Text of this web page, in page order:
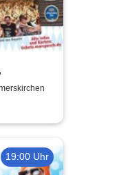
-
19:00 Uhr